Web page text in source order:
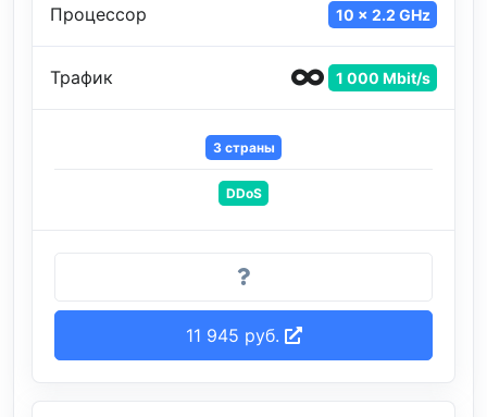
Процессор 10 x 2.2 GHz
Трафик 1 000 Mbit/s
3 страны
DDoS
11 945 руб.